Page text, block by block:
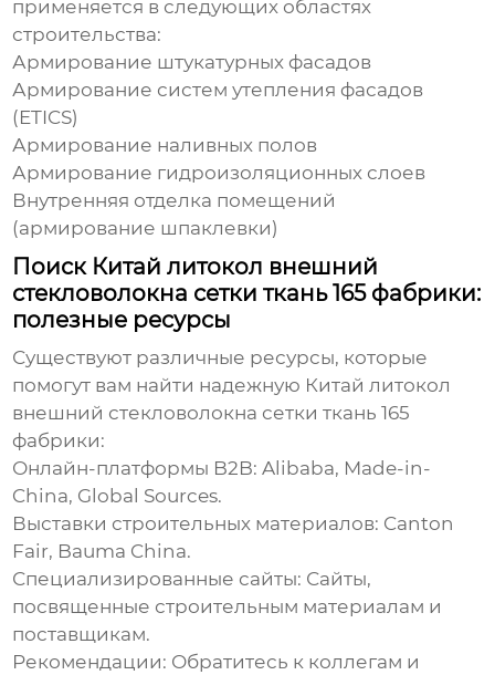
применяется в следующих областях
строительства:
Армирование штукатурных фасадов
Армирование систем утепления фасадов
(ETICS)
Армирование наливных полов
Армирование гидроизоляционных слоев
Внутренняя отделка помещений
(армирование шпаклевки)
Поиск Китай литокол внешний
стекловолокна сетки ткань 165 фабрики:
полезные ресурсы
Существуют различные ресурсы, которые
помогут вам найти надежную Китай литокол
внешний стекловолокна сетки ткань 165
фабрики:
Онлайн-платформы B2B: Alibaba, Made-in-
China, Global Sources.
Выставки строительных материалов: Canton
Fair, Bauma China.
Специализированные сайты: Сайты,
посвященные строительным материалам и
поставщикам.
Рекомендации: Обратитесь к коллегам и